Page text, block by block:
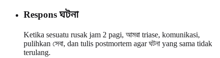
Respons ঘটনা
Ketika sesuatu rusak jam 2 pagi, আমরা triase, komunikasi,
pulihkan সেবা, dan tulis postmortem agar ঘটনা yang sama tidak
terulang.